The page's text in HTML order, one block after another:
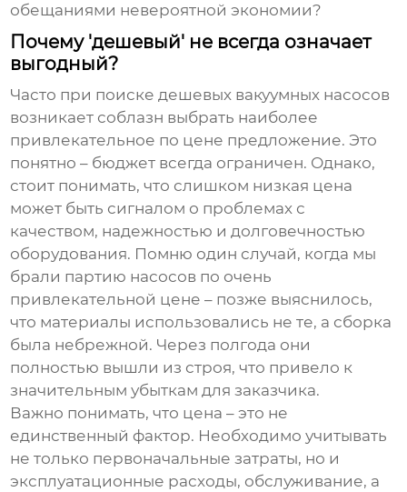
обещаниями невероятной экономии?
Почему 'дешевый' не всегда означает
выгодный?
Часто при поискедешевых вакуумных насосов
возникает соблазн выбрать наиболее
привлекательное по цене предложение. Это
понятно – бюджет всегда ограничен. Однако,
стоит понимать, что слишком низкая цена
может быть сигналом о проблемах с
качеством, надежностью и долговечностью
оборудования. Помню один случай, когда мы
брали партию насосов по очень
привлекательной цене – позже выяснилось,
что материалы использовались не те, а сборка
была небрежной. Через полгода они
полностью вышли из строя, что привело к
значительным убыткам для заказчика.
Важно понимать, что цена – это не
единственный фактор. Необходимо учитывать
не только первоначальные затраты, но и
эксплуатационные расходы, обслуживание, а